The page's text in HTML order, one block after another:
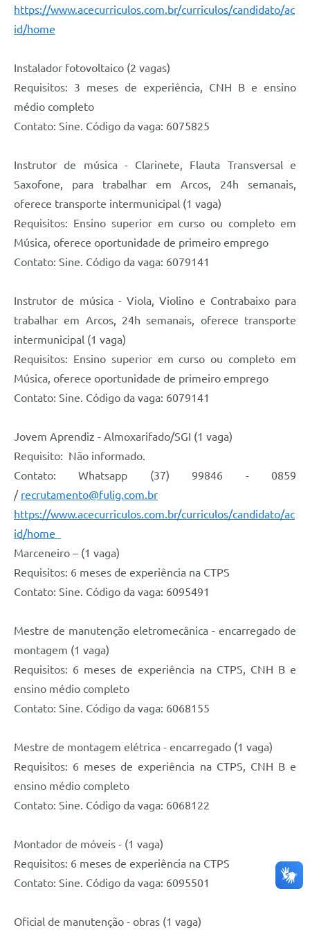
https://www.acecurriculos.com.br/curriculos/candidato/ac
id/home
Instalador fotovoltaico (2 vagas)
Requisitos: 3 meses de experiência, CNH B e ensino
médio completo
Contato: Sine. Código da vaga: 6075825
Instrutor de música - Clarinete, Flauta Transversal e
Saxofone, para trabalhar em Arcos, 24h semanais,
oferece transporte intermunicipal (1 vaga)
Requisitos: Ensino superior em curso ou completo em
Música, oferece oportunidade de primeiro emprego
Contato: Sine. Código da vaga: 6079141
Instrutor de música - Viola, Violino e Contrabaixo para
trabalhar em Arcos, 24h semanais, oferece transporte
intermunicipal (1 vaga)
Requisitos: Ensino superior em curso ou completo em
Música, oferece oportunidade de primeiro emprego
Contato: Sine. Código da vaga: 6079141
Jovem Aprendiz - Almoxarifado/SGI (1 vaga)
Requisito: Não informado.
Contato: Whatsapp (37) 99846 - 0859
/ recrutamento@fulig.com.br
https://www.acecurriculos.com.br/curriculos/candidato/ac
id/home
Marceneiro – (1 vaga)
Requisitos: 6 meses de experiência na CTPS
Contato: Sine. Código da vaga: 6095491
Mestre de manutenção eletromecânica - encarregado de
montagem (1 vaga)
Requisitos: 6 meses de experiência na CTPS, CNH B e
ensino médio completo
Contato: Sine. Código da vaga: 6068155
Mestre de montagem elétrica - encarregado (1 vaga)
Requisitos: 6 meses de experiência na CTPS, CNH B e
ensino médio completo
Contato: Sine. Código da vaga: 6068122
Montador de móveis - (1 vaga)
Requisitos: 6 meses de experiência na CTPS
Contato: Sine. Código da vaga: 6095501
Oficial de manutenção - obras (1 vaga)